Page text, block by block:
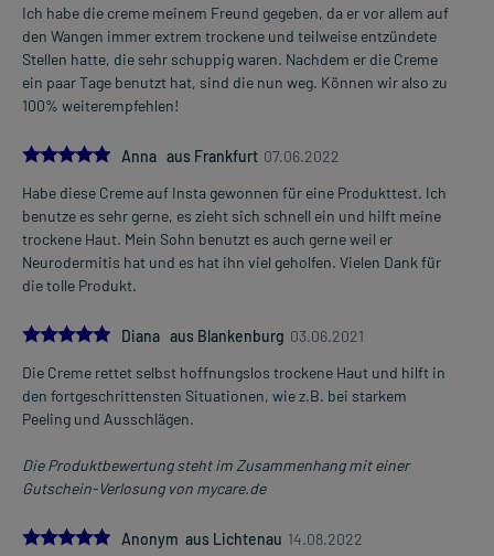
Ich habe die creme meinem Freund gegeben, da er vor allem auf
den Wangen immer extrem trockene und teilweise entzündete
Stellen hatte, die sehr schuppig waren. Nachdem er die Creme
ein paar Tage benutzt hat, sind die nun weg. Können wir also zu
100% weiterempfehlen!
5.0Anna aus Frankfurt 07.06.2022
Habe diese Creme auf Insta gewonnen für eine Produkttest. Ich
benutze es sehr gerne, es zieht sich schnell ein und hilft meine
trockene Haut. Mein Sohn benutzt es auch gerne weil er
Neurodermitis hat und es hat ihn viel geholfen. Vielen Dank für
die tolle Produkt.
5.0
Diana aus Blankenburg 03.06.2021
Die Creme rettet selbst hoffnungslos trockene Haut und hilft in
den fortgeschrittensten Situationen, wie z.B. bei starkem
Peeling und Ausschlägen.
Die Produktbewertung steht im Zusammenhang mit einer
Gutschein-Verlosung von mycare.de
5.0Anonym aus Lichtenau 14.08.2022